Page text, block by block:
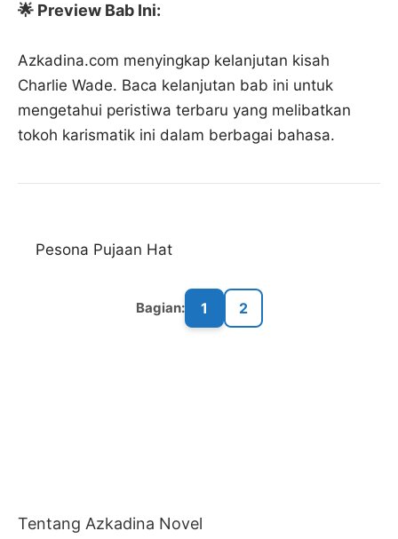
🌟 Preview Bab Ini:
Azkadina.com menyingkap kelanjutan kisah
Charlie Wade. Baca kelanjutan bab ini untuk
mengetahui peristiwa terbaru yang melibatkan
tokoh karismatik ini dalam berbagai bahasa.
Pesona Pujaan Hat
Bagian: 1 2
Tentang Azkadina Novel